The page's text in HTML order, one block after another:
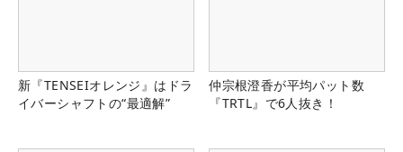
新『TENSEIオレンジ』はドラ
イバーシャフトの“最適解”
仲宗根澄香が平均パット数
『TRTL』で6人抜き！